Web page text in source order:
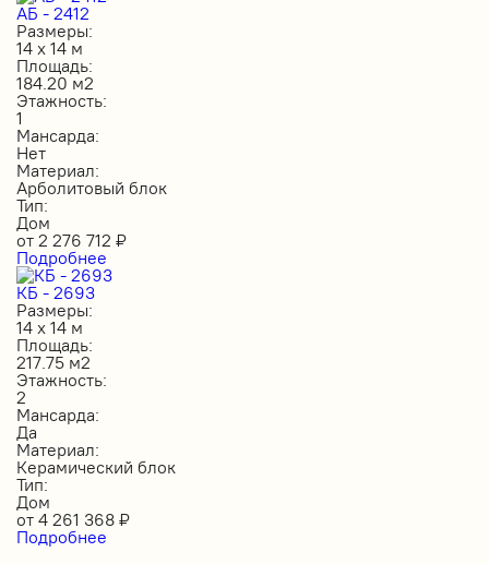
АБ - 2412
Размеры:
14 х 14 м
Площадь:
184.20 м2
Этажность:
1
Мансарда:
Нет
Материал:
Арболитовый блок
Тип:
Дом
от 2 276 712 ₽
Подробнее
КБ - 2693
Размеры:
14 х 14 м
Площадь:
217.75 м2
Этажность:
2
Мансарда:
Да
Материал:
Керамический блок
Тип:
Дом
от 4 261 368 ₽
Подробнее